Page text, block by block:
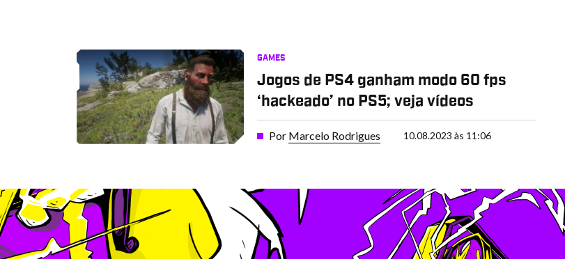
GAMES
Jogos de PS4 ganham modo 60 fps
‘hackeado’ no PS5; veja vídeos
Por Marcelo Rodrigues 10.08.2023 às 11:06